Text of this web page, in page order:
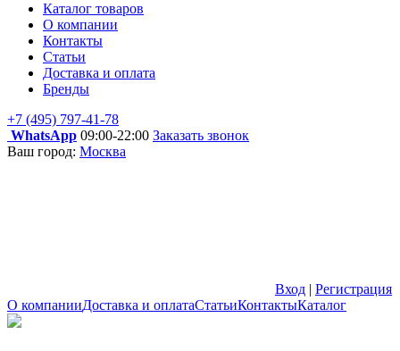
Каталог товаров
О компании
Контакты
Статьи
Доставка и оплата
Бренды
+7 (495) 797-41-78
WhatsApp 09:00-22:00 Заказать звонок
Ваш город: Москва
Вход | Регистрация
О компанииДоставка и оплатаСтатьиКонтактыКаталог